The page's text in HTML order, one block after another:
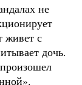
не
живет с
дочь.